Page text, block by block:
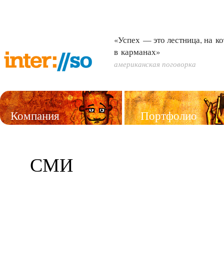
«Успех — это лестница, на
в карманах»
американская поговорка
Компания Портфолио
СМИ